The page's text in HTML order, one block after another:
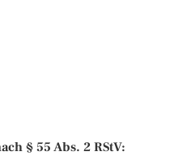
§ 55 Abs. 2 RStV: